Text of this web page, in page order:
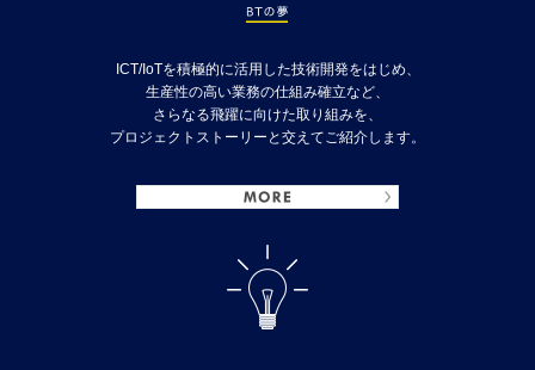
ICT/IoTを積極的に活用した技術開発をはじめ、
生産性の高い業務の仕組み確立など、
さらなる飛躍に向けた取り組みを、
プロジェクトストーリーと交えてご紹介します。